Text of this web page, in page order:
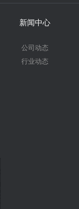
新闻中心
公司动态
行业动态